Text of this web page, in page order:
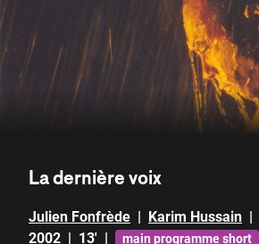
La dernière voix
Julien Fonfrède | Karim Hussain |
2002 | 13' | main programme short